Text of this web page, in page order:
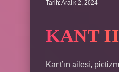
Tarih: Aralık 2, 2024
KANT
Kant’ın ailesi,